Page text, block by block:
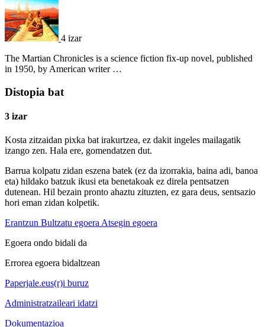
4 izar
The Martian Chronicles is a science fiction fix-up novel, published
in 1950, by American writer …
Distopia bat
3 izar
Kosta zitzaidan pixka bat irakurtzea, ez dakit ingeles mailagatik
izango zen. Hala ere, gomendatzen dut.
Barrua kolpatu zidan eszena batek (ez da izorrakia, baina adi, banoa
eta) hildako batzuk ikusi eta benetakoak ez direla pentsatzen
dutenean. Hil bezain pronto ahaztu zituzten, ez gara deus, sentsazio
hori eman zidan kolpetik.
Erantzun Bultzatu egoera Atsegin egoera
Egoera ondo bidali da
Errorea egoera bidaltzean
Paperjale.eus(r)i buruz
Administratzaileari idatzi
Dokumentazioa